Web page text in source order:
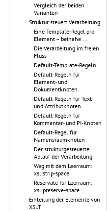
Vergleich der beiden
Varianten
Struktur steuert Verarbeitung
Eine Template-Regel pro
Element – beinahe ...
Die Verarbeitung im freien
Fluss
Default-Template-Regeln
Default-Regeln für
Element- und
Dokumentknoten
Default-Regeln für Text-
und Attributknoten
Default-Regeln für
Kommentar- und PI-Knoten
Default-Regel für
Namensraumknoten
Der strukturgesteuerte
Ablauf der Verarbeitung
Weg mit dem Leerraum:
xsl:strip-space
Reservate für Leerraum:
xsl:preserve-space
Einteilung der Elemente von
XSLT